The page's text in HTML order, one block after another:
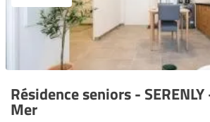
Résidence seniors -
Mer